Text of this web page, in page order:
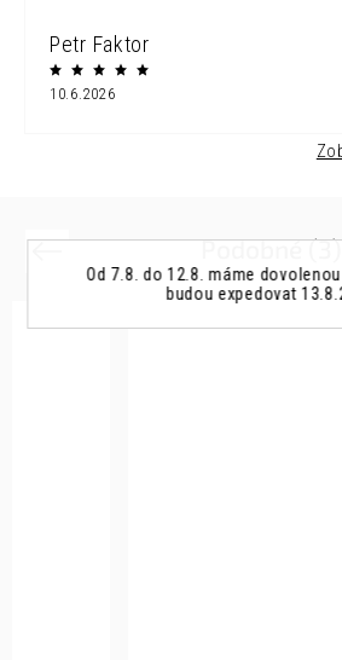
Od 7.8. do 12.8. máme
budou expedovat
Petr Faktor
10.6.2026
Podobné (3)